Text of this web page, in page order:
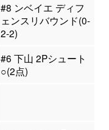
#8 ンベイエ ディフ
ェンスリバウンド(0-
2-2)
#6 下山 2Pシュート
○(2点)